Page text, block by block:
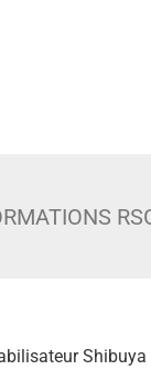
Shibuya